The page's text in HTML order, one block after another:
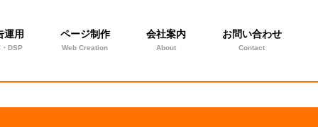
運用
DSP
ページ制作
Web Creation
会社案内
About
お問い合わせ
Contact